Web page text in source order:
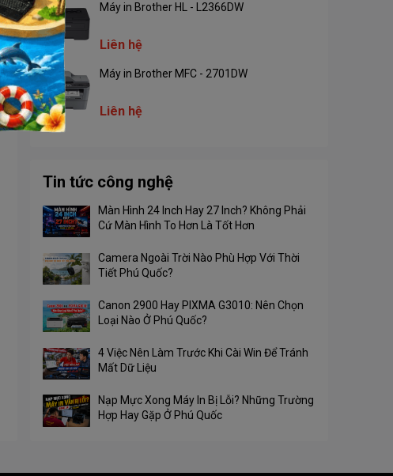
Máy in Brother HL - L2366DW
Liên hệ
Máy in Brother MFC - 2701DW
Liên hệ
Tin tức công nghệ
Màn Hình 24 Inch Hay 27 Inch? Không Phải
Cứ Màn Hình To Hơn Là Tốt Hơn
Camera Ngoài Trời Nào Phù Hợp Với Thời
Tiết Phú Quốc?
Canon 2900 Hay PIXMA G3010: Nên Chọn
Loại Nào Ở Phú Quốc?
4 Việc Nên Làm Trước Khi Cài Win Để Tránh
Mất Dữ Liệu
Nạp Mực Xong Máy In Bị Lỗi? Những Trường
Hợp Hay Gặp Ở Phú Quốc